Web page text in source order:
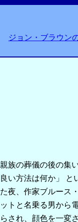
ジョン・ブラウン
親族の葬儀の後の集
良い方法は何か」 と
た夜、作家ブルース
ットと名乗る男から
らされ、顔色を一変